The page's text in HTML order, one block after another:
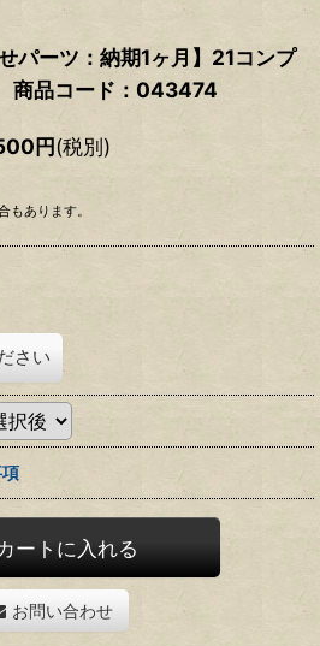
パーツ：納期1ヶ月】21コンプ
商品コード：043474
円(税別)
もあります。
さい
ートに入れる
お問い合わせ